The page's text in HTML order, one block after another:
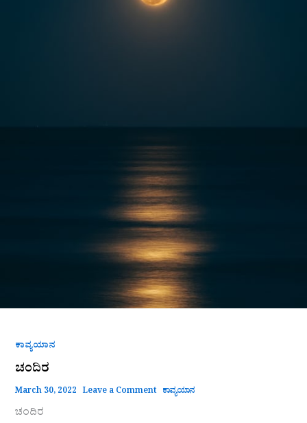
ಕಾವ್ಯಯಾನ
ಚಂದಿರ
March 30, 2022 Leave a Comment ಕಾವ್ಯಯಾನ
ಚಂದಿರ